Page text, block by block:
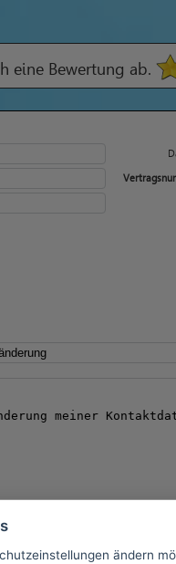
eine Bewertung ab.
ändern